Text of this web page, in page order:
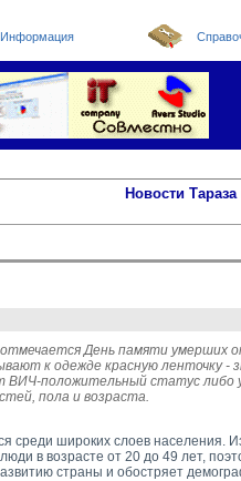
Информация
Новости
День памяти умерших
к одежде красную ленточку -
положительный статус либо
пола и возраста.
среди широких слоев населения.
в возрасте от 20 до 49 лет,
страны и обостряет